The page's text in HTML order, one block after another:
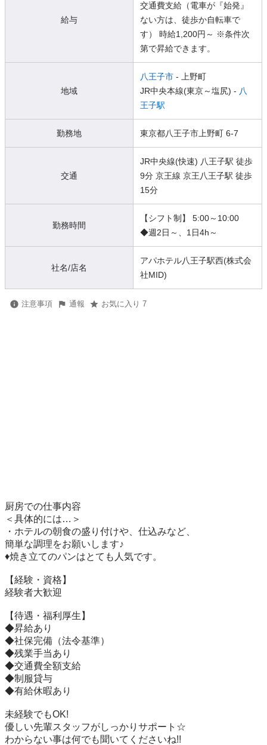
給与
交通費支給（電車が『始発』
ない方は、徒歩か自転車で
す） 時給1,200円～ ※条件次
第で昇給できます。
地域
八王子市 - 上野町
JR中央本線(東京～塩尻) - 八
王子駅
勤務地 東京都八王子市上野町 6-7
交通
JR中央線(快速) 八王子駅 徒歩
9分 京王線 京王八王子駅 徒歩
15分
勤務時間
【シフト制】 5:00～10:00
◆週2日～、1日4h～
社名/店名
アパホテル八王子駅西(株式会
社MID)
注意事項 通報 お気に入り 7
厨房での仕事内容
＜具体的には…＞
・ホテルの朝食の盛り付けや、仕込みなど、
簡単な調理をお願いします♪
♦焼き立てのパンはとても人気です。
【経験・資格】
経験者大歓迎
【待遇・福利厚生】
◆昇給あり
◆社保完備（法令基準）
◆残業手当あり
◆交通費全額支給
◆制服貸与
◆有給休暇あり
未経験でもOK!
優しい先輩スタッフがしっかりサポート☆
わからない事は何でも聞いてくださいね!!